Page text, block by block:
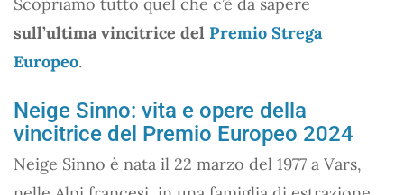
sull’ultima vincitrice del Premio Strega
Europeo.
Neige Sinno: vita e opere della
vincitrice del Premio Europeo 2024
Neige Sinno è nata il 22 marzo del 1977 a Vars,